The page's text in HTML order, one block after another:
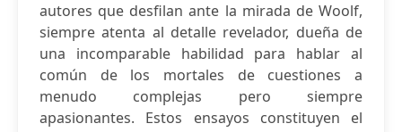
autores que desfilan ante la mirada de Woolf,
siempre atenta al detalle revelador, dueña de
una incomparable habilidad para hablar al
común de los mortales de cuestiones a
menudo complejas pero siempre
apasionantes. Estos ensayos constituyen el